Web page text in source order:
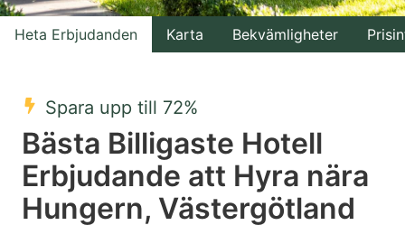
with
the
select
a
date.
Press
the
with
the
a
date.
Press
the
Heta Erbjudanden Karta Bekvämligheter
Spara upp till 72%
Bästa Billigaste Hotell
Erbjudande att Hyra nära
Hungern, Västergötland